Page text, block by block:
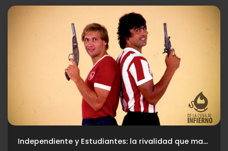
Independiente y Estudiantes: la rivalidad que marcó una época